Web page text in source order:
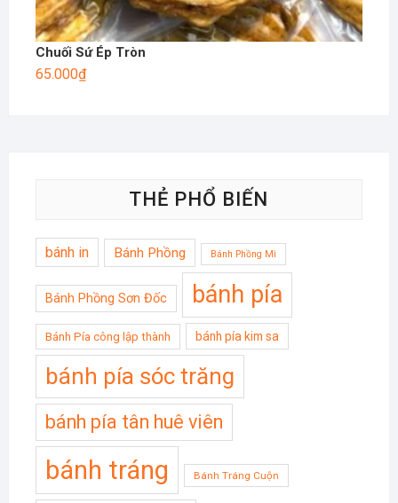
Chuối Sứ Ép Tròn
65.000₫
THẺ PHỔ BIẾN
bánh in Bánh Phồng Bánh Phồng Mì
Bánh Phồng Sơn Đốc bánh pía
Bánh Pía công lập thành bánh pía kim sa
bánh pía sóc trăng
bánh pía tân huê viên
bánh tráng Bánh Tráng Cuộn